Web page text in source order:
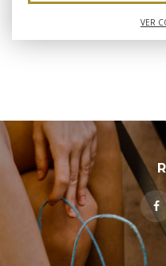
VER